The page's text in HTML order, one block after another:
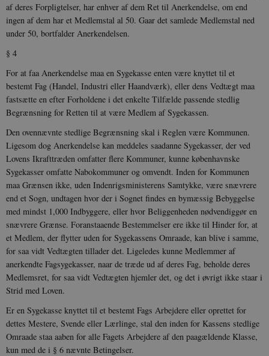
af deres Forpligtelser, har enhver af dem Ret til Anerkendelse, om end
ingen af dem har et Medlemstal al 50. Gaar det samlede Med­lemstal ned
under 50, bortfalder Anerkendelsen.
§ 4
For at faa Anerkendelse maa en Sygekasse enten være knyttet til et
bestemt Fag (Handel, Industri eller Haandværk), eller dens Vedtægt maa
fastsætte en efter Forholdene i det enkelte Tilfælde passende stedlig
Begrænsning for Retten til at være Medlem af Sygekassen.
Den ovennævnte stedlige Begrænsning skal i Reglen være Kommunen.
Ligesom dog Anerkendelse kan meddeles saadanne Sygekasser, der ved
Lovens Ikrafttræden omfatter flere Kommuner, kunne københavnske
Sygekasser omfatte Nabokommuner og omvendt. Inden for Kommunen
maa Grænsen ikke, uden Indenrigsministerens Samtykke, være snævrere
end et Sogn, undtagen hvor der i Sognet findes en bymæssig Bebyggelse
med mindst 1,000 Indbyggere, eller hvor Beliggenheden nødvendiggør en
snævrere Grænse. Foranstaaende Bestemmelser ere ikke til Hinder for, at
et Medlem, der flytter uden for Sygekassens Omraade, kan blive i samme,
for saa vidt Vedtægten tillader det. Ligeledes kunne Medlemmer af
anerkendte Fagsygekasser, naar de træde ud af deres Fag, beholde deres
Medlemsret, for saa vidt Vedtægten hjemler det, og det i øvrigt ikke staar i
Strid med Loven.
Er en Sygekasse knyttet til et bestemt Fags Arbejdere eller oprettet for
dettes Mestere, Svende eller Lærlinge, stal den inden for Kassens stedlige
Omraade staa aaben for alle Fagets Arbejdere af den paagældende Klasse,
kun med de i § 6 nævnte Betingelser.